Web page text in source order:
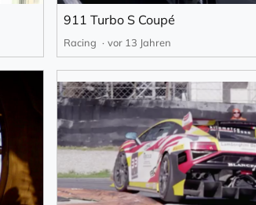
911 Turbo S Coupé
Racing vor 13 Jahren